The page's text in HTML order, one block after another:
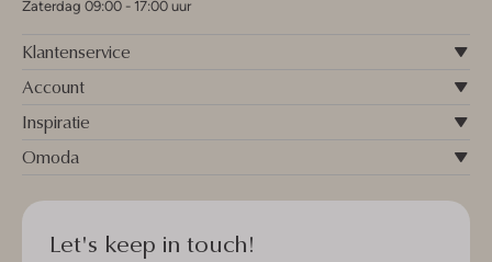
Zaterdag 09:00 - 17:00 uur
Klantenservice
Account
Inspiratie
Omoda
Let's keep in touch!